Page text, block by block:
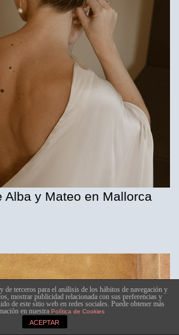
Alba y Mateo en Mallorca
terceros para el análisis de los hábitos de navegación y
mostrar publicidad relacionada con sus preferencias y
de este sitio web en redes sociales. Puede obtener más
en nuestra Política de Cookies
ACEPTAR